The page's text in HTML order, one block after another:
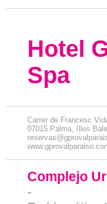
Hotel
Spa
Carrer de Francesc
07015 Palma, Illes
Complejo
-